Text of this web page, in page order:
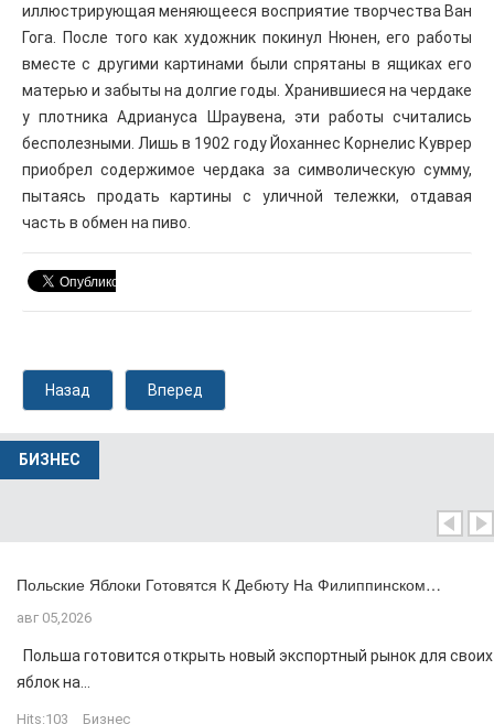
иллюстрирующая меняющееся восприятие творчества Ван
Гога. После того как художник покинул Нюнен, его работы
вместе с другими картинами были спрятаны в ящиках его
матерью и забыты на долгие годы. Хранившиеся на чердаке
у плотника Адриануса Шраувена, эти работы считались
бесполезными. Лишь в 1902 году Йоханнес Корнелис Куврер
приобрел содержимое чердака за символическую сумму,
пытаясь продать картины с уличной тележки, отдавая
часть в обмен на пиво.
Назад Вперед
БИЗНЕС
Польские Яблоки Готовятся К Дебюту На Филиппинском…
авг 05,2026
Польша готовится открыть новый экспортный рынок для своих
яблок на...
Hits:103 Бизнес